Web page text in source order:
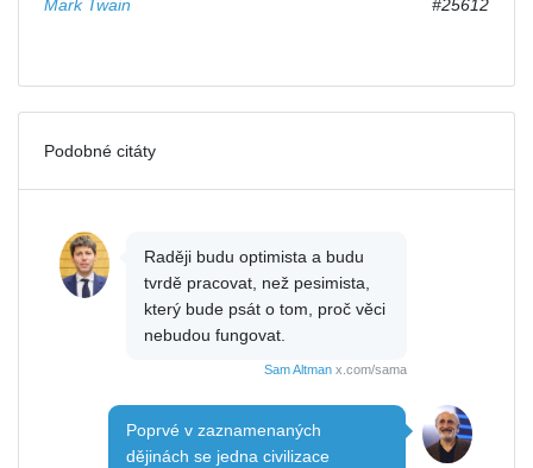
Mark Twain
#25612
Podobné citáty
Raději budu optimista a budu
tvrdě pracovat, než pesimista,
který bude psát o tom, proč věci
nebudou fungovat.
Sam Altman x.com/sama
Poprvé v zaznamenaných
dějinách se jedna civilizace